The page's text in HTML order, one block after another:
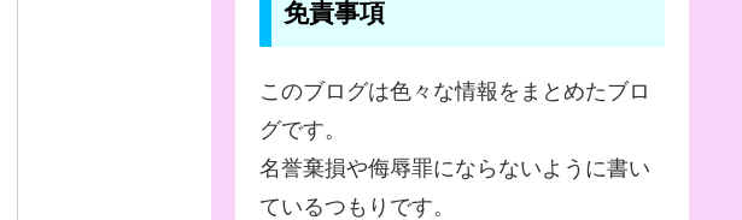
免責事項
このブログは色々な情報をまとめたブロ
グです。
名誉棄損や侮辱罪にならないように書い
ているつもりです。